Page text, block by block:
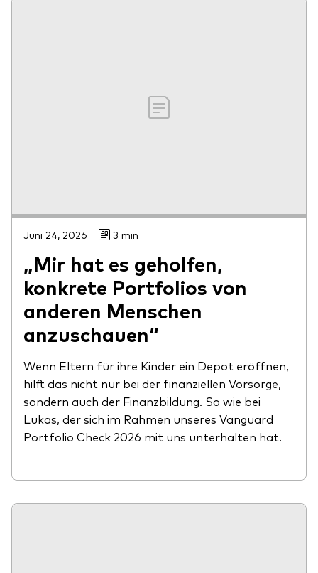
Juni 24, 2026 3 min
„Mir hat es geholfen,
konkrete Portfolios von
anderen Menschen
anzuschauen“
Wenn Eltern für ihre Kinder ein Depot eröffnen,
hilft das nicht nur bei der finanziellen Vorsorge,
sondern auch der Finanzbildung. So wie bei
Lukas, der sich im Rahmen unseres Vanguard
Portfolio Check 2026 mit uns unterhalten hat.